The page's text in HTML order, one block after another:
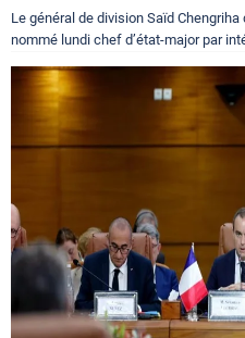
Le général de division Saïd
nommé lundi chef d’état-major par